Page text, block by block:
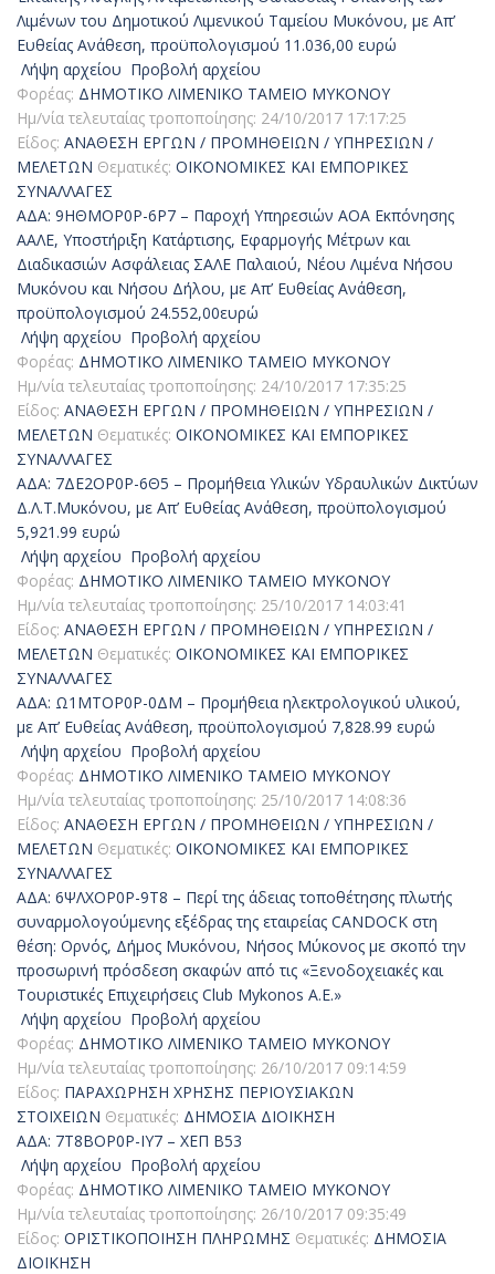
Λιμένων του Δημοτικού Λιμενικού Ταμείου Μυκόνου, με Απ’
Ευθείας Ανάθεση, προϋπολογισμού 11.036,00 ευρώ
Λήψη αρχείου Προβολή αρχείου
Φορέας: ΔΗΜΟΤΙΚΟ ΛΙΜΕΝΙΚΟ ΤΑΜΕΙΟ ΜΥΚΟΝΟΥ
Ημ/νία τελευταίας τροποποίησης: 24/10/2017 17:17:25
Είδος: ΑΝΑΘΕΣΗ ΕΡΓΩΝ / ΠΡΟΜΗΘΕΙΩΝ / ΥΠΗΡΕΣΙΩΝ /
ΜΕΛΕΤΩΝ Θεματικές: ΟΙΚΟΝΟΜΙΚΕΣ ΚΑΙ ΕΜΠΟΡΙΚΕΣ
ΣΥΝΑΛΛΑΓΕΣ
ΑΔΑ: 9ΗΘΜΟΡ0Ρ-6Ρ7 – Παροχή Υπηρεσιών ΑΟΑ Εκπόνησης
ΑΑΛΕ, Υποστήριξη Κατάρτισης, Εφαρμογής Μέτρων και
Διαδικασιών Ασφάλειας ΣΑΛΕ Παλαιού, Νέου Λιμένα Νήσου
Μυκόνου και Νήσου Δήλου, με Απ’ Ευθείας Ανάθεση,
προϋπολογισμού 24.552,00ευρώ
Λήψη αρχείου Προβολή αρχείου
Φορέας: ΔΗΜΟΤΙΚΟ ΛΙΜΕΝΙΚΟ ΤΑΜΕΙΟ ΜΥΚΟΝΟΥ
Ημ/νία τελευταίας τροποποίησης: 24/10/2017 17:35:25
Είδος: ΑΝΑΘΕΣΗ ΕΡΓΩΝ / ΠΡΟΜΗΘΕΙΩΝ / ΥΠΗΡΕΣΙΩΝ /
ΜΕΛΕΤΩΝ Θεματικές: ΟΙΚΟΝΟΜΙΚΕΣ ΚΑΙ ΕΜΠΟΡΙΚΕΣ
ΣΥΝΑΛΛΑΓΕΣ
ΑΔΑ: 7ΔΕ2ΟΡ0Ρ-6Θ5 – Προμήθεια Υλικών Υδραυλικών Δικτύων
Δ.Λ.Τ.Μυκόνου, με Απ’ Ευθείας Ανάθεση, προϋπολογισμού
5,921.99 ευρώ
Λήψη αρχείου Προβολή αρχείου
Φορέας: ΔΗΜΟΤΙΚΟ ΛΙΜΕΝΙΚΟ ΤΑΜΕΙΟ ΜΥΚΟΝΟΥ
Ημ/νία τελευταίας τροποποίησης: 25/10/2017 14:03:41
Είδος: ΑΝΑΘΕΣΗ ΕΡΓΩΝ / ΠΡΟΜΗΘΕΙΩΝ / ΥΠΗΡΕΣΙΩΝ /
ΜΕΛΕΤΩΝ Θεματικές: ΟΙΚΟΝΟΜΙΚΕΣ ΚΑΙ ΕΜΠΟΡΙΚΕΣ
ΣΥΝΑΛΛΑΓΕΣ
ΑΔΑ: Ω1ΜΤΟΡ0Ρ-0ΔΜ – Προμήθεια ηλεκτρολογικού υλικού,
με Απ’ Ευθείας Ανάθεση, προϋπολογισμού 7,828.99 ευρώ
Λήψη αρχείου Προβολή αρχείου
Φορέας: ΔΗΜΟΤΙΚΟ ΛΙΜΕΝΙΚΟ ΤΑΜΕΙΟ ΜΥΚΟΝΟΥ
Ημ/νία τελευταίας τροποποίησης: 25/10/2017 14:08:36
Είδος: ΑΝΑΘΕΣΗ ΕΡΓΩΝ / ΠΡΟΜΗΘΕΙΩΝ / ΥΠΗΡΕΣΙΩΝ /
ΜΕΛΕΤΩΝ Θεματικές: ΟΙΚΟΝΟΜΙΚΕΣ ΚΑΙ ΕΜΠΟΡΙΚΕΣ
ΣΥΝΑΛΛΑΓΕΣ
ΑΔΑ: 6ΨΛΧΟΡ0Ρ-9Τ8 – Περί της άδειας τοποθέτησης πλωτής
συναρμολογούμενης εξέδρας της εταιρείας CANDOCK στη
θέση: Ορνός, Δήμος Μυκόνου, Νήσος Μύκονος με σκοπό την
προσωρινή πρόσδεση σκαφών από τις «Ξενοδοχειακές και
Τουριστικές Επιχειρήσεις Club Mykonos A.E.»
Λήψη αρχείου Προβολή αρχείου
Φορέας: ΔΗΜΟΤΙΚΟ ΛΙΜΕΝΙΚΟ ΤΑΜΕΙΟ ΜΥΚΟΝΟΥ
Ημ/νία τελευταίας τροποποίησης: 26/10/2017 09:14:59
Είδος: ΠΑΡΑΧΩΡΗΣΗ ΧΡΗΣΗΣ ΠΕΡΙΟΥΣΙΑΚΩΝ
ΣΤΟΙΧΕΙΩΝ Θεματικές: ΔΗΜΟΣΙΑ ΔΙΟΙΚΗΣΗ
ΑΔΑ: 7Τ8ΒΟΡ0Ρ-ΙΥ7 – ΧΕΠ Β53
Λήψη αρχείου Προβολή αρχείου
Φορέας: ΔΗΜΟΤΙΚΟ ΛΙΜΕΝΙΚΟ ΤΑΜΕΙΟ ΜΥΚΟΝΟΥ
Ημ/νία τελευταίας τροποποίησης: 26/10/2017 09:35:49
Είδος: ΟΡΙΣΤΙΚΟΠΟΙΗΣΗ ΠΛΗΡΩΜΗΣ Θεματικές: ΔΗΜΟΣΙΑ
ΔΙΟΙΚΗΣΗ